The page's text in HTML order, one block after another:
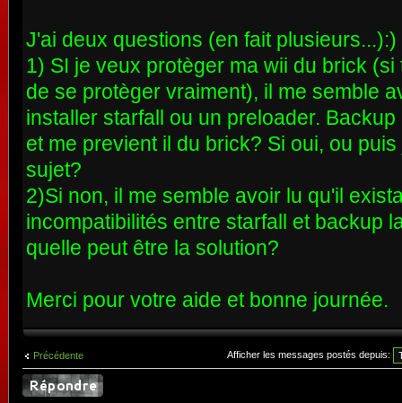
J'ai deux questions (en fait plusieurs...):)
1) SI je veux protèger ma wii du brick
de se protèger vraiment), il me semble
installer starfall ou un preloader.
et me previent il du brick? Si oui, ou
sujet?
2)Si non, il me semble avoir lu qu'il
incompatibilités entre starfall et backup
quelle peut être la solution?
Merci pour votre aide et bonne journée.
Précédente Afficher les messages postés depuis: